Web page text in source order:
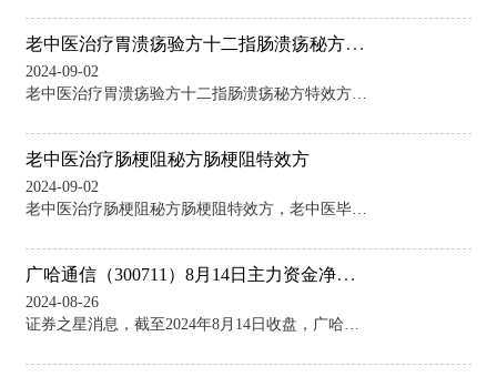
老中医治疗胃溃疡验方十二指肠溃疡秘方特效方
2024-09-02
老中医治疗胃溃疡验方十二指肠溃疡秘方特效方，老中医毕生经验，诚心奉献，请关注作者、赞赏、转藏等（体质不同、仅供参考）。 老中医治胃溃疡验方：柴胡12克，黄芩9克，半夏9克，大黄6克，白芍9克，枳实6克，生姜12克，大枣4枚，水煎服。用于胃溃疡病肝火郁胃，火结气瘀。某男60岁，患胃溃疡多年，上方服数剂后症状明显好转，后以调养胃气之剂善后。 老中医治胃溃疡验方：川军、桃仁、土虫、赤芍、元胡、二丑、枳实各10克，干姜5克。水煎服。用于治疗胃溃疡病。某男50岁，胃脘疼痛5年余，反复发作，如针刺或烧灼感
老中医治疗肠梗阻秘方肠梗阻特效方
2024-09-02
老中医治疗肠梗阻秘方肠梗阻特效方，老中医毕生经验，诚心奉献，请关注作者、赞赏、转藏等（体质不同、仅供参考）。 老中医治肠梗阻验方：姜汁炒川连2克，广木香姜半夏川厚朴青陈皮各6克，赤白苓各10克，槟榔10克，制香附15克，桂枝杭芍，甘草、姜半夏各9克，川椒3克，大枣12枚。水煎，频频温服。配合针刺内关、天枢、足三里、中脘、关元。用于肠梗阻寒邪内结，腑气不通者。患者服上药5小时后诸症消失，梗阻解除。 老中医治肠粘连肠梗阻验方：1、党参白术大腹皮木香白芍各9克，炙甘草5克，炮姜炭6克，黄连4克。水煎
广哈通信（300711）8月14日主力资金净卖出2265.68万元
2024-08-26
证券之星消息，截至2024年8月14日收盘，广哈通信(300711)报收于15.04元，下跌2.08%，换手率4.01%，成交量9.95万手，成交额1.52亿元。 8月14日的资金流向数据方面，主力资金净流出2265.68万元，占总成交额14.94%，游资资金净流出692.59万元，占总成交额4.57%，散户资金净流入2958.27万元，占总成交额19.51%。 近5日资金流向一览见下表： 该股主要指标及行业内排名如下： 广哈通信2024年一季报显示，公司主营收入5442.6万元，同比上升16